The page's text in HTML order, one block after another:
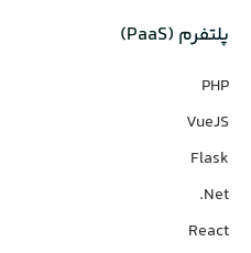
پلتفرم (PaaS)
PHP
VueJS
Flask
Net.
React